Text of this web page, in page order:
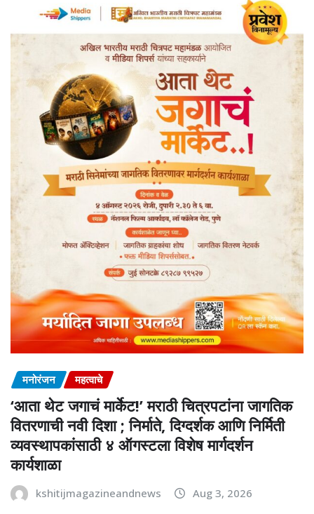
मनोरंजन महत्वाचे
‘आता थेट जगाचं मार्केट!’ मराठी चित्रपटांना जागतिक
वितरणाची नवी दिशा ; निर्माते, दिग्दर्शक आणि निर्मिती
व्यवस्थापकांसाठी ४ ऑगस्टला विशेष मार्गदर्शन
कार्यशाळा
kshitijmagazineandnews Aug 3, 2026